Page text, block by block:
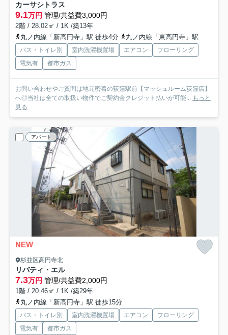
カーサシトラス
9.1万円 管理/共益費3,000円
2階 / 28.02㎡ / 1K /築13年
丸ノ内線「新高円寺」駅 徒歩4分
丸ノ内線「東高円寺」駅 徒歩10分
バス・トイレ別 室内洗濯機置場 エアコン
フローリング
電気有
都市ガス
お問い合わせやご質問は地元密着の荻窪駅前【マッシュルーム荻窪店】
へ◎当社は全ての取扱い物件でご契約金クレジット払いが可能... もっと
見る
アパート
NEW
杉並区高円寺北
リバティ・エル
7.3万円 管理/共益費2,000円
1階 / 20.46㎡ / 1K /築29年
丸ノ内線「新高円寺」駅 徒歩15分
バス・トイレ別 室内洗濯機置場 エアコン
フローリング
電気有
都市ガス